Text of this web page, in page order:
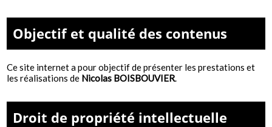
Objectif et qualité des contenus
Ce site internet a pour objectif de présenter les prestations et
les réalisations de Nicolas BOISBOUVIER.
Droit de propriété intellectuelle